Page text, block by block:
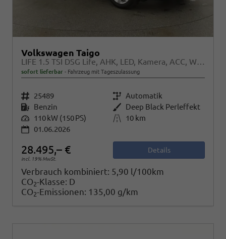
Volkswagen Taigo
LIFE 1.5 TSI DSG Life, AHK, LED, Kamera, ACC, Winter, 17-Zoll
sofort lieferbar Fahrzeug mit Tageszulassung
Fahrzeugnr. 25489 Getriebe Automatik
Kraftstoff Benzin Außenfarbe Deep Black Perleffekt
Leistung 110 kW (150 PS) Kilometerstand
10 km
01.06.2026
28.495,– €
incl. 19% MwSt.
Details
Verbrauch kombiniert: 5,90 l/100km
CO2-Klasse: D
CO2-Emissionen: 135,00 g/km